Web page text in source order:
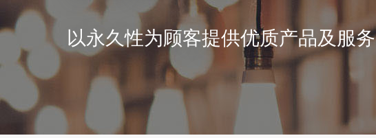
以永久性为顾客提供优质产品及服务